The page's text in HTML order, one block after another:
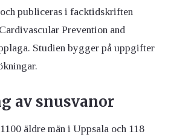
publiceras i facktidskriften
Prevention and
Studien bygger på uppgifter
av snusvanor
äldre män i Uppsala och 118